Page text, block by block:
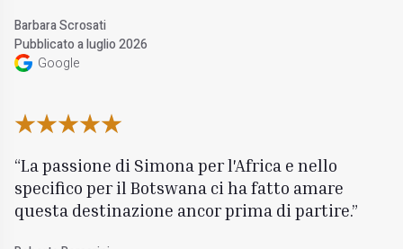
Barbara Scrosati
Pubblicato a luglio 2026
Google
La passione di Simona per l'Africa e nello
specifico per il Botswana ci ha fatto amare
questa destinazione ancor prima di partire.